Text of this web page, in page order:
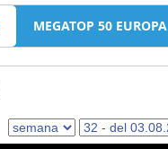
MEGATOP 50 EUROPA